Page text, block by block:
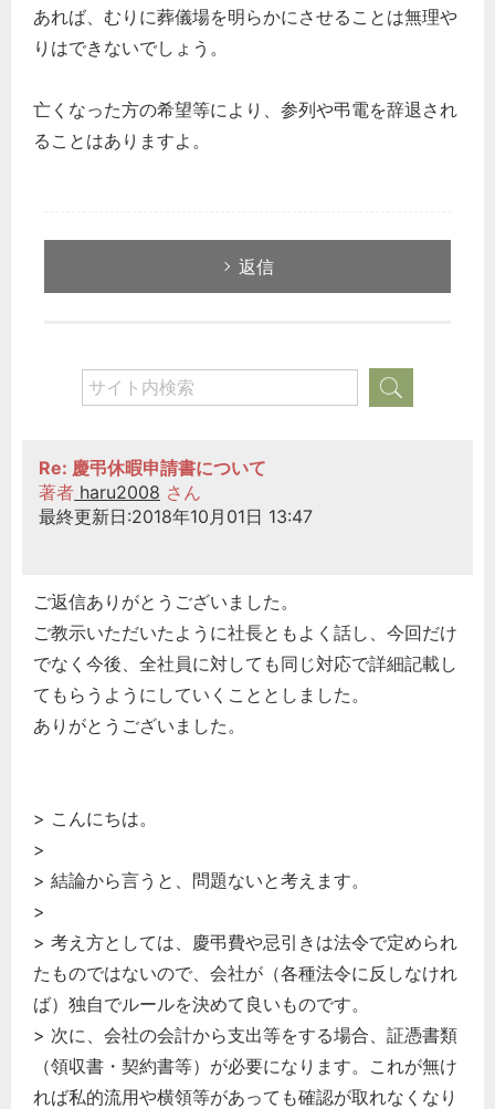
あれば、むりに葬儀場を明らかにさせることは無理や
りはできないでしょう。
亡くなった方の希望等により、参列や弔電を辞退され
ることはありますよ。
返信
Re: 慶弔休暇申請書について
著者 haru2008 さん
最終更新日:2018年10月01日 13:47
ご返信ありがとうございました。
ご教示いただいたように社長ともよく話し、今回だけ
でなく今後、全社員に対しても同じ対応で詳細記載し
てもらうようにしていくこととしました。
ありがとうございました。
> こんにちは。
>
> 結論から言うと、問題ないと考えます。
>
> 考え方としては、慶弔費や忌引きは法令で定められ
たものではないので、会社が（各種法令に反しなけれ
ば）独自でルールを決めて良いものです。
> 次に、会社の会計から支出等をする場合、証憑書類
（領収書・契約書等）が必要になります。これが無け
れば私的流用や横領等があっても確認が取れなくなり